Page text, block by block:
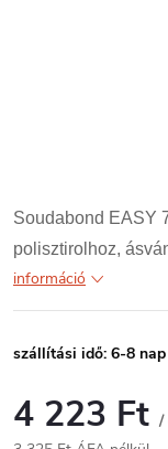
Soudabond EASY
polisztirolhoz,
információ
szállítási idő: 6-8 nap
4 223 Ft /